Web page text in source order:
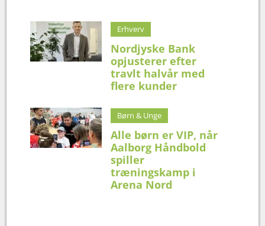
Erhverv
Nordjyske Bank
opjusterer efter
travlt halvår med
flere kunder
Børn & Unge
Alle børn er VIP, når
Aalborg Håndbold
spiller
træningskamp i
Arena Nord